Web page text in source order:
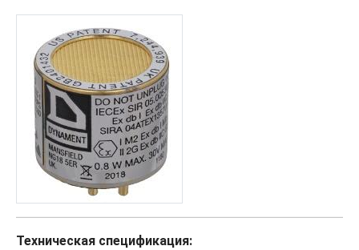
Техническая спецификация: